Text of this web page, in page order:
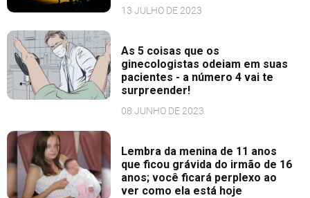
13 JULHO DE 2023
As 5 coisas que os
ginecologistas odeiam em suas
pacientes - a número 4 vai te
surpreender!
08 JUNHO DE 2023
Lembra da menina de 11 anos
que ficou grávida do irmão de 16
anos; você ficará perplexo ao
ver como ela está hoje